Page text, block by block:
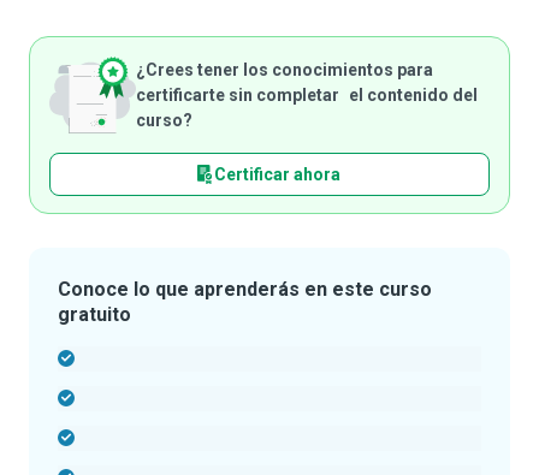
¿Crees tener los conocimientos para
certificarte sin completar el contenido del
curso?
Certificar ahora
Conoce lo que aprenderás en este curso
gratuito